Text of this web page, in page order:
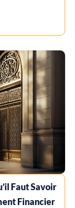
Faut Savoir
Financier